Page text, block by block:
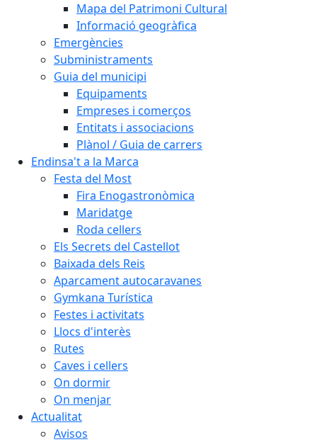
Mapa del Patrimoni Cultural
Informació geogràfica
Emergències
Subministraments
Guia del municipi
Equipaments
Empreses i comerços
Entitats i associacions
Plànol / Guia de carrers
Endinsa't a la Marca
Festa del Most
Fira Enogastronòmica
Maridatge
Roda cellers
Els Secrets del Castellot
Baixada dels Reis
Aparcament autocaravanes
Gymkana Turística
Festes i activitats
Llocs d'interès
Rutes
Caves i cellers
On dormir
On menjar
Actualitat
Avisos